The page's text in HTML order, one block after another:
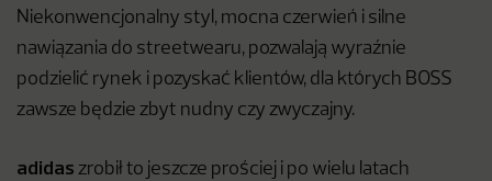
Niekonwencjonalny styl, mocna czerwień i silne
nawiązania do streetwearu, pozwalają wyraźnie
podzielić rynek i pozyskać klientów, dla których BOSS
zawsze będzie zbyt nudny czy zwyczajny.
adidas zrobił to jeszcze prościej i po wielu latach